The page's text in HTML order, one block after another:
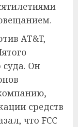
AT&T,
Он
средств
что FCC